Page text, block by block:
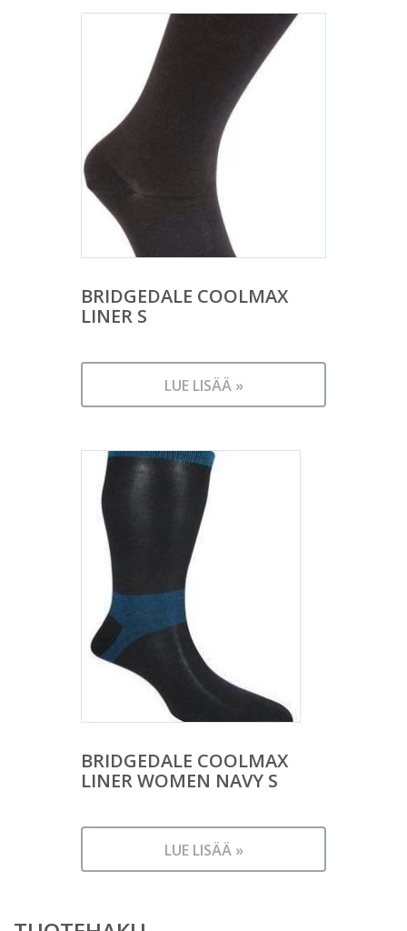
BRIDGEDALE COOLMAX
LINER S
LUE LISÄÄ »
BRIDGEDALE COOLMAX
LINER WOMEN NAVY S
LUE LISÄÄ »